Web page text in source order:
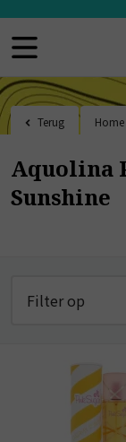
Terug Home
Aquolina
Sunshine
Filter op